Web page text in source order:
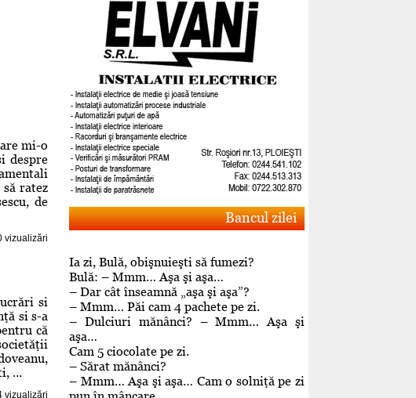
mi-o
despre
ratez
de
vizualizări
si
si s-a
că
...
vizualizări
Bancul zilei
Ia zi, Bulă, obişnuieşti să fumezi?
Bulă: – Mmm… Aşa şi aşa…
– Dar cât înseamnă „aşa şi aşa”?
– Mmm… Păi cam 4 pachete pe zi.
– Dulciuri mănânci? – Mmm… Aşa şi
aşa…
Cam 5 ciocolate pe zi.
– Sărat mănânci?
– Mmm… Aşa şi aşa… Cam o solniţă pe zi